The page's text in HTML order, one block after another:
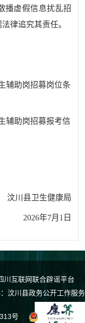
播虚假信息扰乱招
律追究其责任。
辅助岗招募岗位条
辅助岗招募报考信
汶川县卫生健康局
2026年7月 1 日
川互联网联合辟谣平台
汶川县政务公开工作服务
号
川公网安备